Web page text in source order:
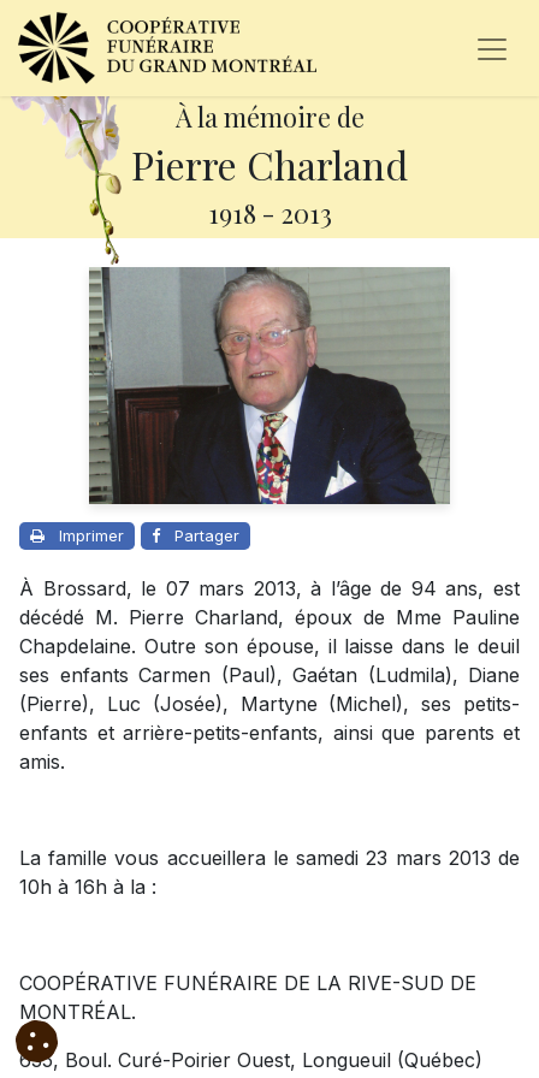
À la mémoire de
Pierre Charland
1918 - 2013
Imprimer Partager
À Brossard, le 07 mars 2013, à l’âge de 94 ans, est
décédé M. Pierre Charland, époux de Mme Pauline
Chapdelaine. Outre son épouse, il laisse dans le deuil
ses enfants Carmen (Paul), Gaétan (Ludmila), Diane
(Pierre), Luc (Josée), Martyne (Michel), ses petits-
enfants et arrière-petits-enfants, ainsi que parents et
amis.
La famille vous accueillera le samedi 23 mars 2013 de
10h à 16h à la :
COOPÉRATIVE FUNÉRAIRE DE LA RIVE-SUD DE
MONTRÉAL.
635, Boul. Curé-Poirier Ouest, Longueuil (Québec)